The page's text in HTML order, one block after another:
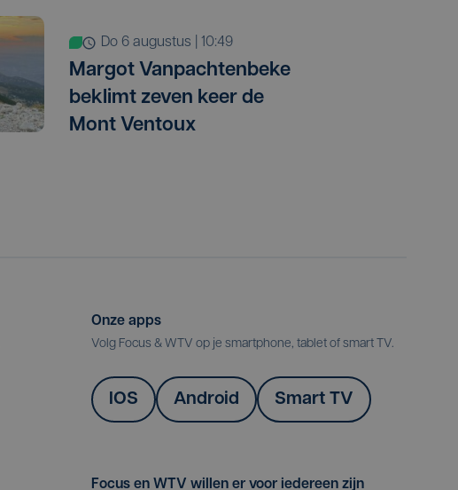
do 6 augustus | 10:49
Margot Vanpachtenbeke
beklimt zeven keer de
Mont Ventoux
Onze apps
Volg Focus & WTV op je smartphone, tablet of smart TV.
IOS Android Smart TV
Focus en WTV willen er voor iedereen zijn